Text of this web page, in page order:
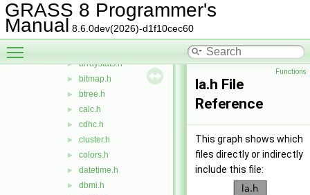
GRASS 8 Programmer's
Manual 8.6.0dev(2026)-d1f10cec60
▼ File List
▼ include
▼ grass
► arraystats.h
► bitmap.h
► btree.h
► calc.h
► cdhc.h
► cluster.h
► colors.h
► datetime.h
► dbmi.h
Functions
la.h File
Reference
This graph shows which
files directly or indirectly
include this file: